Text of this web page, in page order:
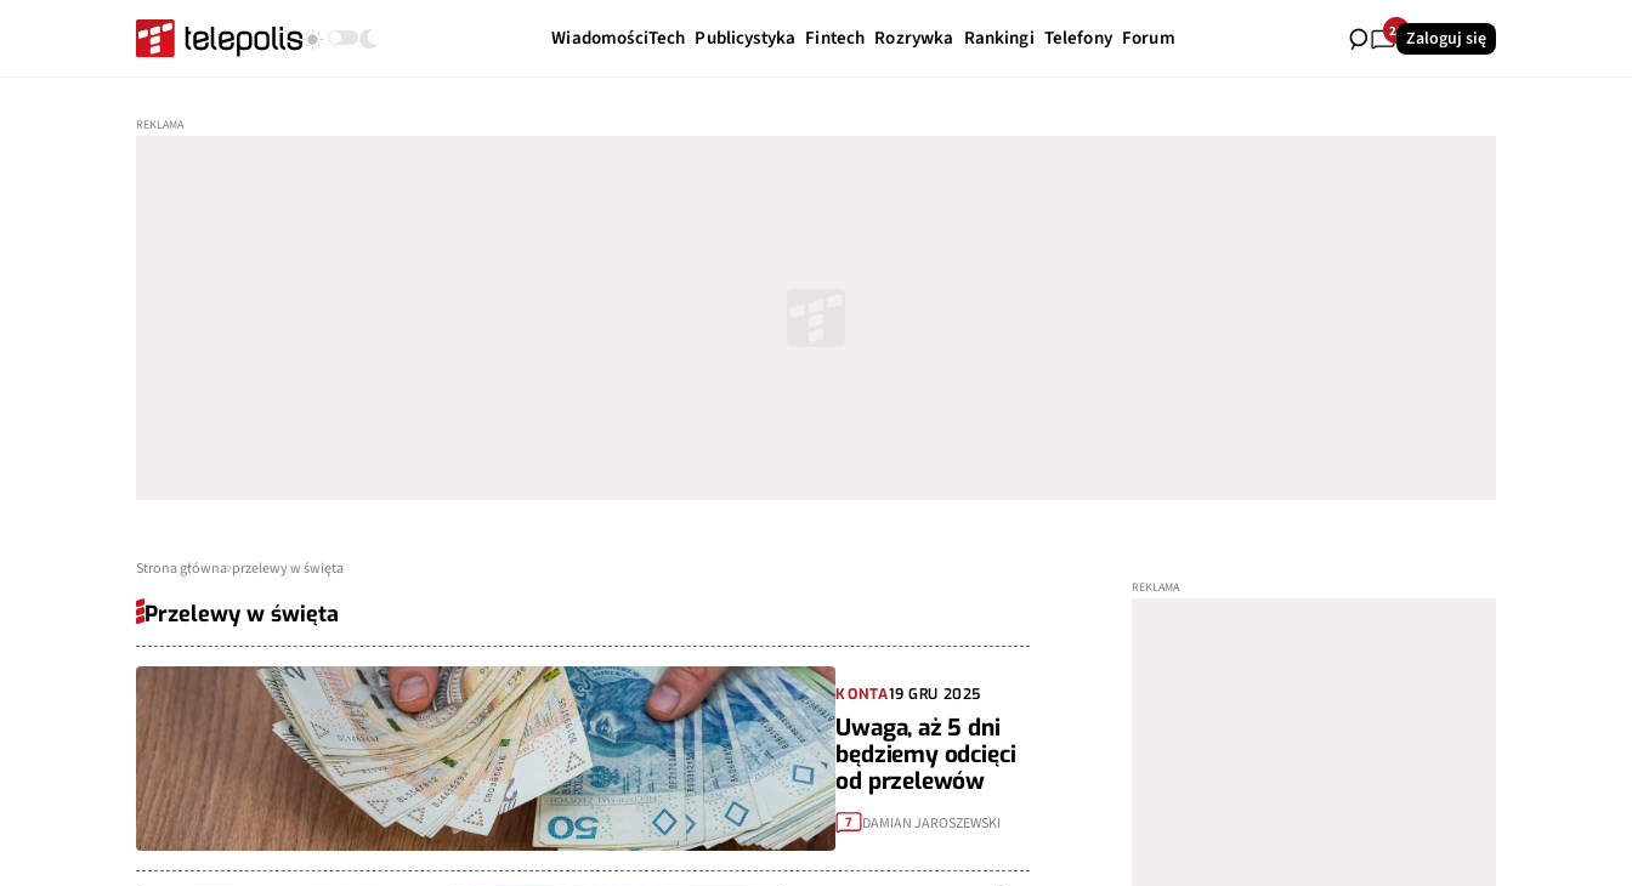
WiadomościTech Publicystyka Fintech Rozrywka Rankingi Telefony Forum 22Zaloguj się
Strona główna przelewy w święta
Przelewy w święta
KONTA19 GRU 2025
Uwaga, aż 5 dni
będziemy odcięci
od przelewów
7 DAMIAN JAROSZEWSKI